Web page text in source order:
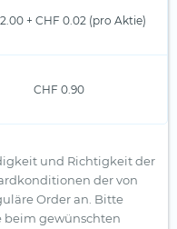
+ CHF 0.02 (pro Aktie)
CHF 0.90
und Richtigkeit der
der von
Order an. Bitte
beim gewünschten